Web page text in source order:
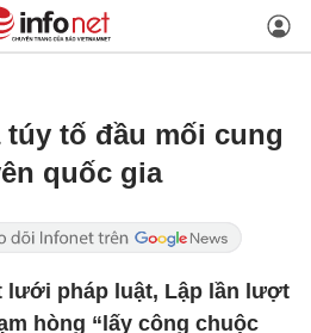
tố đầu mối cung
quốc gia
lưới pháp luật, Lập lần lượt
hòng “lấy công chuộc